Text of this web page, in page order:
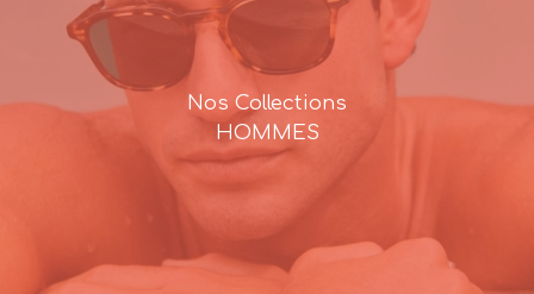
Nos Collections
HOMMES